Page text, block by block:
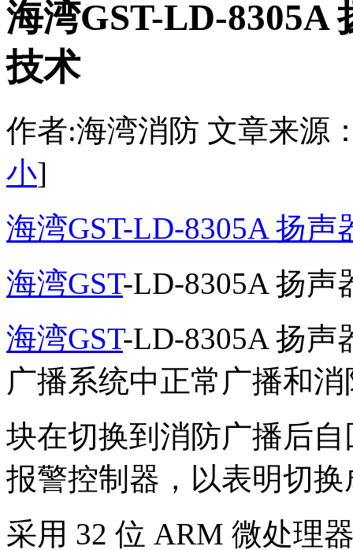
海湾GST-LD-8305A
技术
作者:海湾消防 文章来源
小]
海湾GST-LD-8305A 扬声
海湾GST-LD-8305A 扬声
海湾GST-LD-8305A 扬声
广播系统中正常广播和
块在切换到消防广播后
报警控制器，以表明切换
采用 32 位 ARM 微处理